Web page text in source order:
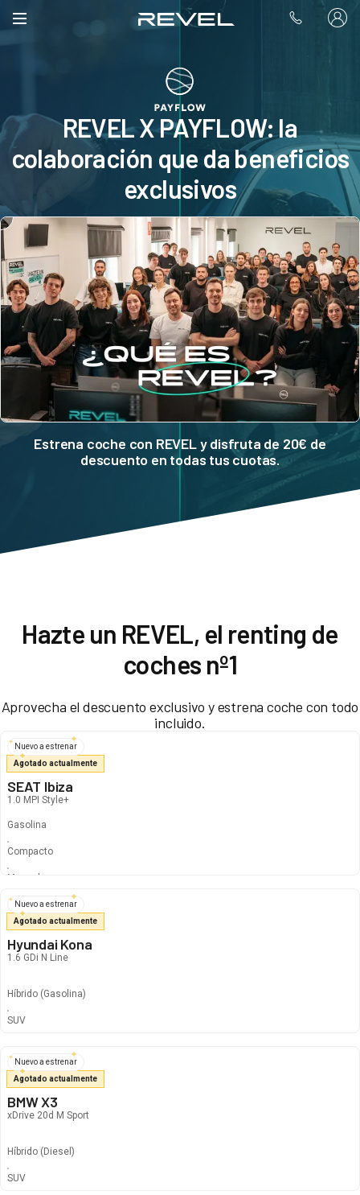
REVEL X PAYFLOW: la
colaboración que da beneficios
exclusivos
Estrena coche con REVEL y disfruta de 20€ de
descuento en todas tus cuotas.
Hazte un REVEL, el renting de
coches nº1
Aprovecha el descuento exclusivo y estrena coche con todo
incluido.
Nuevo a estrenar
Agotado actualmente
SEAT Ibiza
1.0 MPI Style+
Gasolina
Compacto
Manual
Nuevo a estrenar
Agotado actualmente
Hyundai Kona
1.6 GDi N Line
Híbrido (Gasolina)
SUV
Nuevo a estrenar
Agotado actualmente
BMW X3
xDrive 20d M Sport
Híbrido (Diesel)
SUV